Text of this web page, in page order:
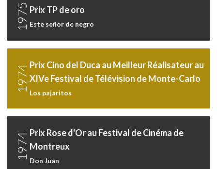
1975 Prix TP de oro
Este señor de negro
1974 Prix Cino del Duca au Meilleur Réalisateur au
XIVe Festival de Télévision de Monte-Carlo
Los pajaritos
1974 Prix Rose d'Or au Festival de Cinéma de
Montreux
Don Juan